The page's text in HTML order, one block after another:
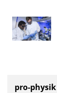
pro-